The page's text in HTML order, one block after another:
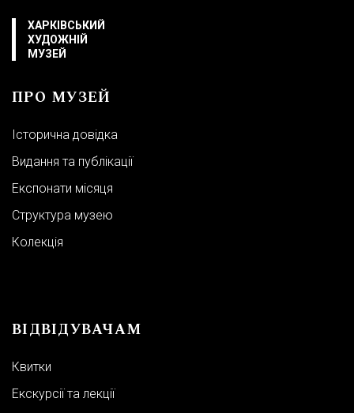
Дитячі програми
Інклюзія в музеї
ВИСТАВКИ
Постійні експозиції
Тимчасові виставки
ХАРКІВСЬКИЙ
ХУДОЖНІЙ
МУЗЕЙ
ПРО МУЗЕЙ
Історична довідка
Видання та публікації
Експонати місяця
Структура музею
Колекція
ВІДВІДУВАЧАМ
Квитки
Екскурсії та лекції